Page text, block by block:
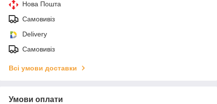
Нова Пошта
Самовивіз
Delivery
Самовивіз
Всі умови доставки
Умови оплати